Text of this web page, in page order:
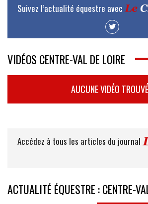
Suivez l’actualité équestre avec
VIDÉOS CENTRE-VAL DE LOIRE
AUCUNE VIDÉO
Accédez à tous les articles du journal
ACTUALITÉ ÉQUESTRE : CENTRE-